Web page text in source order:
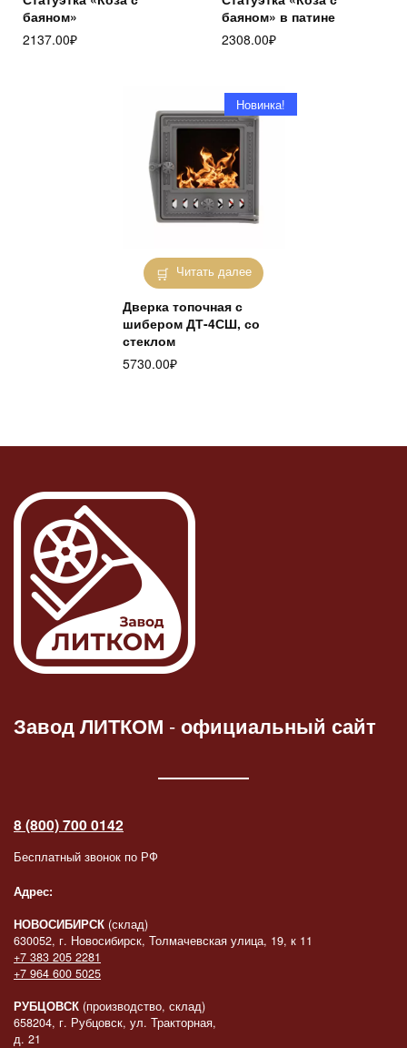
баяном»
2137.00₽
баяном» в патине
2308.00₽
Читать далее
Новинка!
Дверка топочная с
шибером ДТ-4СШ, со
стеклом
5730.00₽
Завод ЛИТКОМ -официальный сайт
8 (800) 700 0142
Бесплатный звонок по РФ
Адрес:
НОВОСИБИРСК (склад)
630052, г. Новосибирск, Толмачевская улица, 19, к 11
+7 383 205 2281
+7 964 600 5025
РУБЦОВСК (производство, склад)
658204, г. Рубцовск, ул. Тракторная,
д. 21